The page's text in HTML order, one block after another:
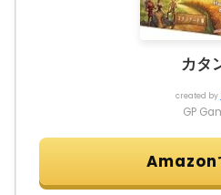
カタ
created by
GP